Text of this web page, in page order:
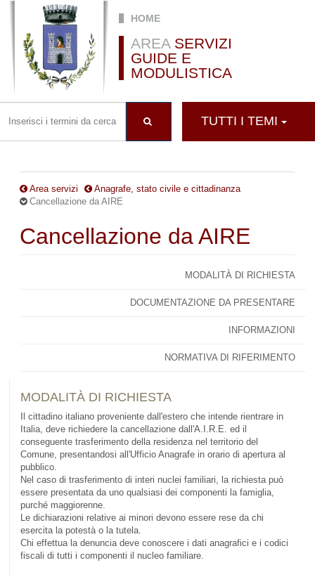
Salta al contenuto principale
HOME
AREASERVIZI
GUIDE E
MODULISTICA
TUTTI I TEMI
Area servizi
Anagrafe, stato civile e cittadinanza
Cancellazione da AIRE
Cancellazione da AIRE
MODALITÀ DI RICHIESTA
DOCUMENTAZIONE DA PRESENTARE
INFORMAZIONI
NORMATIVA DI RIFERIMENTO
MODALITÀ DI RICHIESTA
Il cittadino italiano proveniente dall'estero che intende rientrare in
Italia, deve richiedere la cancellazione dall'A.I.R.E. ed il
conseguente trasferimento della residenza nel territorio del
Comune, presentandosi all'Ufficio Anagrafe in orario di apertura al
pubblico.
Nel caso di trasferimento di interi nuclei familiari, la richiesta può
essere presentata da uno qualsiasi dei componenti la famiglia,
purché maggiorenne.
Le dichiarazioni relative ai minori devono essere rese da chi
esercita la potestà o la tutela.
Chi effettua la denuncia deve conoscere i dati anagrafici e i codici
fiscali di tutti i componenti il nucleo familiare.